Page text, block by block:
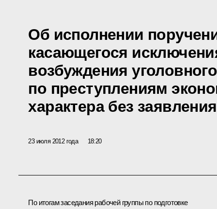
Об исполнении
касающегося
возбуждения
по преступлениям
характера без
23 июля 2012 года 18:20
По итогамзаседания рабочей группы по подготовке